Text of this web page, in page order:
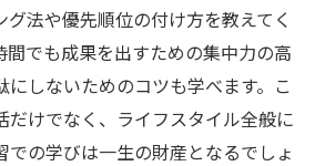
グ法や優先順位の付け方を教えてく
間でも成果を出すための集中力の高
にしないためのコツも学べます。こ
だけでなく、ライフスタイル全般に
での学びは一生の財産となるでしょ